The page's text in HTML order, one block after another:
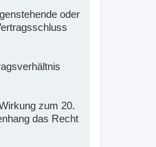
oder
zum 20.
das Recht